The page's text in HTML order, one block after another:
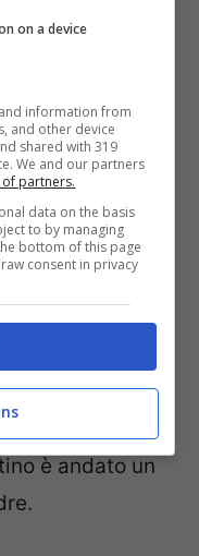
rivolte ad
fenomeno di
uno dei
dove due
potuto
l’uno
la vita,
sportive così
è andato un
on a device
information from
and other device
shared with 319
We and our partners
of partners.
data on the basis
to by managing
bottom of this page
consent in privacy